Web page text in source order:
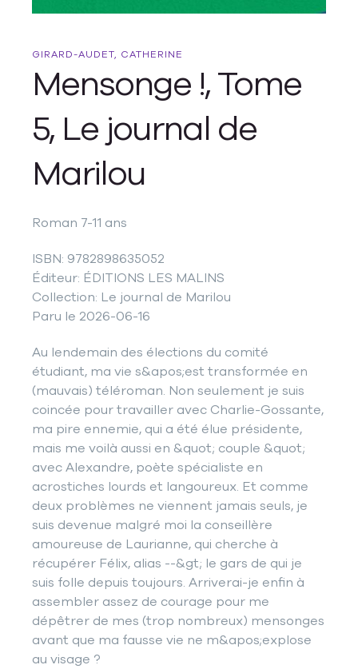
GIRARD-AUDET, CATHERINE
Mensonge !, Tome
5, Le journal de
Marilou
Roman 7-11 ans
ISBN: 9782898635052
Éditeur: ÉDITIONS LES MALINS
Collection: Le journal de Marilou
Paru le 2026-06-16
Au lendemain des élections du comité
étudiant, ma vie s&apos;est transformée en
(mauvais) téléroman. Non seulement je suis
coincée pour travailler avec Charlie-Gossante,
ma pire ennemie, qui a été élue présidente,
mais me voilà aussi en &quot; couple &quot;
avec Alexandre, poète spécialiste en
acrostiches lourds et langoureux. Et comme
deux problèmes ne viennent jamais seuls, je
suis devenue malgré moi la conseillère
amoureuse de Laurianne, qui cherche à
récupérer Félix, alias --&gt; le gars de qui je
suis folle depuis toujours. Arriverai-je enfin à
assembler assez de courage pour me
dépêtrer de mes (trop nombreux) mensonges
avant que ma fausse vie ne m&apos;explose
au visage ?